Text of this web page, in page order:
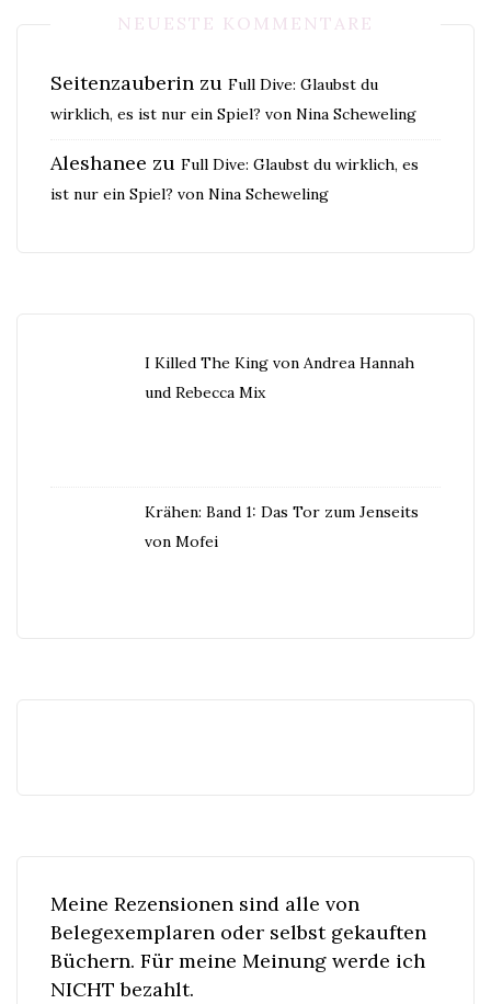
NEUESTE KOMMENTARE
Seitenzauberin zu Full Dive: Glaubst du
wirklich, es ist nur ein Spiel? von Nina Scheweling
Aleshanee zu Full Dive: Glaubst du wirklich, es
ist nur ein Spiel? von Nina Scheweling
I Killed The King von Andrea Hannah
und Rebecca Mix
Krähen: Band 1: Das Tor zum Jenseits
von Mofei
Meine Rezensionen sind alle von
Belegexemplaren oder selbst gekauften
Büchern. Für meine Meinung werde ich
NICHT bezahlt.